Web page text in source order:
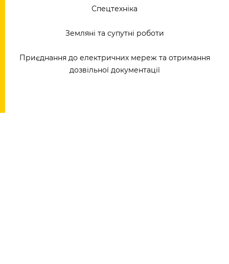
Спецтехніка
Земляні та супутні роботи
Приєднання до електричних мереж та отримання
дозвільної документації